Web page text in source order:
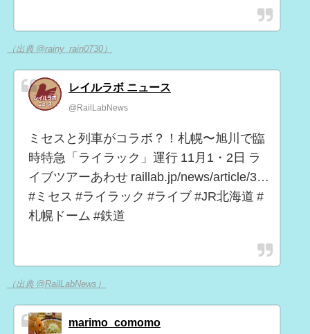
（出典 @rainy_rain0730）
レイルラボ ニュース
@RailLabNews
ミセスと列車がコラボ？！札幌〜旭川で臨
時特急「ライラック」運行 11月1・2日 ラ
イブツアーあわせ raillab.jp/news/article/3…
#ミセス #ライラック #ライブ #JR北海道 #
札幌ドーム #鉄道
（出典 @RailLabNews）
marimo_comomo